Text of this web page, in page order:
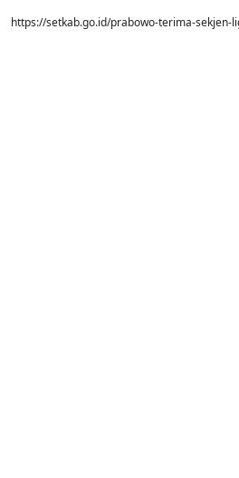
https://setkab.go.id/prabowo-terima-sekjen-